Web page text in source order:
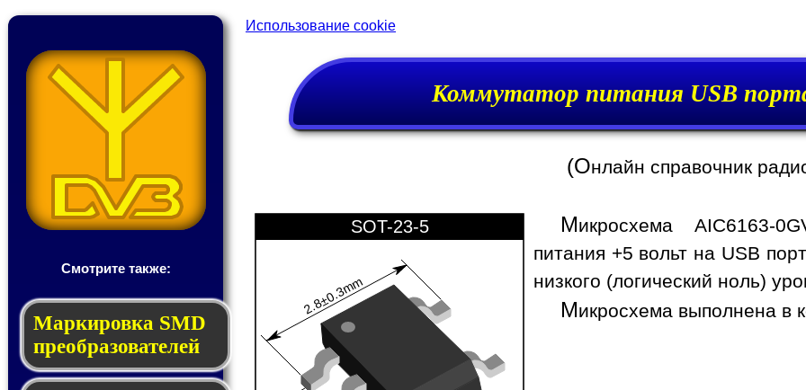
Смотрите также:
Мар­ки­ров­ка SMD
пре­об­ра­зо­ва­те­лей
Использование cookie
Коммутатор питания USB
(Онлайн справочник
2.8±0.3mm
SOT-23-5 Микросхема AIC6163-
питания +5 вольт на USB
низкого (логический ноль)
Микросхема выполнена в